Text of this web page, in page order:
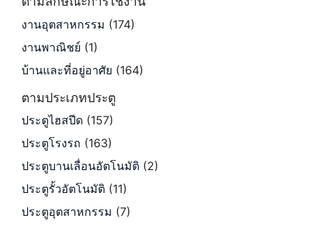
งานอุตสาหกรรม (174)
งานพาณิชย์ (1)
บ้านและที่อยู่อาศัย (164)
ตามประเภทประตู
ประตูไฮสปีด (157)
ประตูโรงรถ (163)
ประตูบานเลื่อนอัตโนมัติ (2)
ประตูรั้วอัตโนมัติ (11)
ประตูอุตสาหกรรม (7)